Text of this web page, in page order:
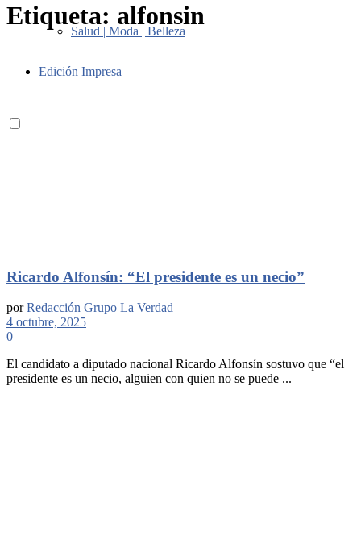
Salud | Moda | Belleza
Edición Impresa
Etiqueta: alfonsin
Ricardo Alfonsín: “El presidente es un necio”
por Redacción Grupo La Verdad
4 octubre, 2025
0
El candidato a diputado nacional Ricardo Alfonsín sostuvo que “el
presidente es un necio, alguien con quien no se puede ...